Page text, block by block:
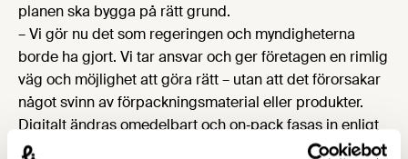
planen ska bygga på rätt grund.
– Vi gör nu det som regeringen och myndigheterna
borde ha gjort. Vi tar ansvar och ger företagen en rimlig
väg och möjlighet att göra rätt – utan att det förorsakar
något svinn av förpackningsmaterial eller produkter.
Digitalt ändras omedelbart och on‑pack fasas in enligt
plan. Det är så man skyddar både miljön och